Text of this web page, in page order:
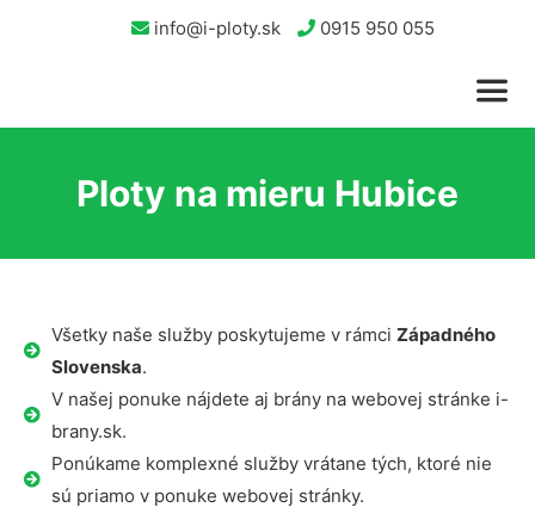
info@i-ploty.sk 0915 950 055
Ploty na mieru Hubice
Všetky naše služby poskytujeme v rámci Západného
Slovenska.
V našej ponuke nájdete aj brány na webovej stránke i-
brany.sk.
Ponúkame komplexné služby vrátane tých, ktoré nie
sú priamo v ponuke webovej stránky.